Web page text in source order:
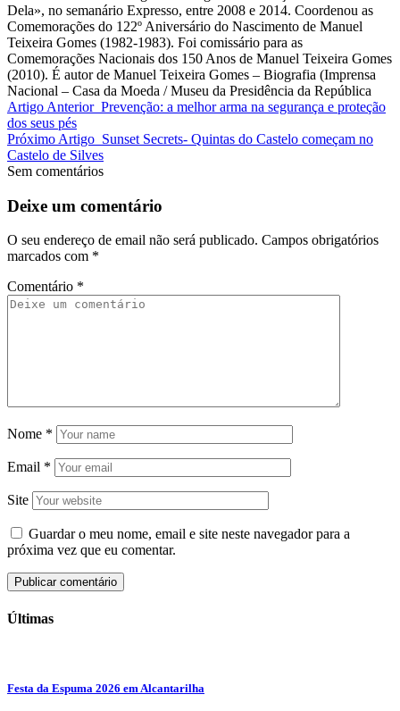
Dela», no semanário Expresso, entre 2008 e 2014. Coordenou as
Comemorações do 122º Aniversário do Nascimento de Manuel
Teixeira Gomes (1982-1983). Foi comissário para as
Comemorações Nacionais dos 150 Anos de Manuel Teixeira Gomes
(2010). É autor de Manuel Teixeira Gomes – Biografia (Imprensa
Nacional – Casa da Moeda / Museu da Presidência da República
Artigo Anterior Prevenção: a melhor arma na segurança e proteção
dos seus pés
Próximo Artigo Sunset Secrets- Quintas do Castelo começam no
Castelo de Silves
Sem comentários
Deixe um comentário
O seu endereço de email não será publicado. Campos obrigatórios
marcados com *
Comentário *
Nome *
Email *
Site
Guardar o meu nome, email e site neste navegador para a
próxima vez que eu comentar.
Últimas
Festa da Espuma 2026 em Alcantarilha